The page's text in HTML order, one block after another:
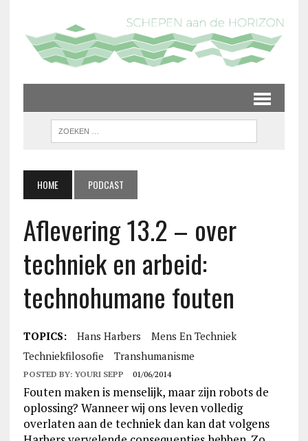
HOME PODCAST
Aflevering 13.2 – over
techniek en arbeid:
technohumane fouten
TOPICS: Hans Harbers
Mens En Techniek
Techniekfilosofie
Transhumanisme
POSTED BY:YOURI SEPP 01/06/2014
Fouten maken is menselijk, maar zijn robots de
oplossing? Wanneer wij ons leven volledig
overlaten aan de techniek dan kan dat volgens